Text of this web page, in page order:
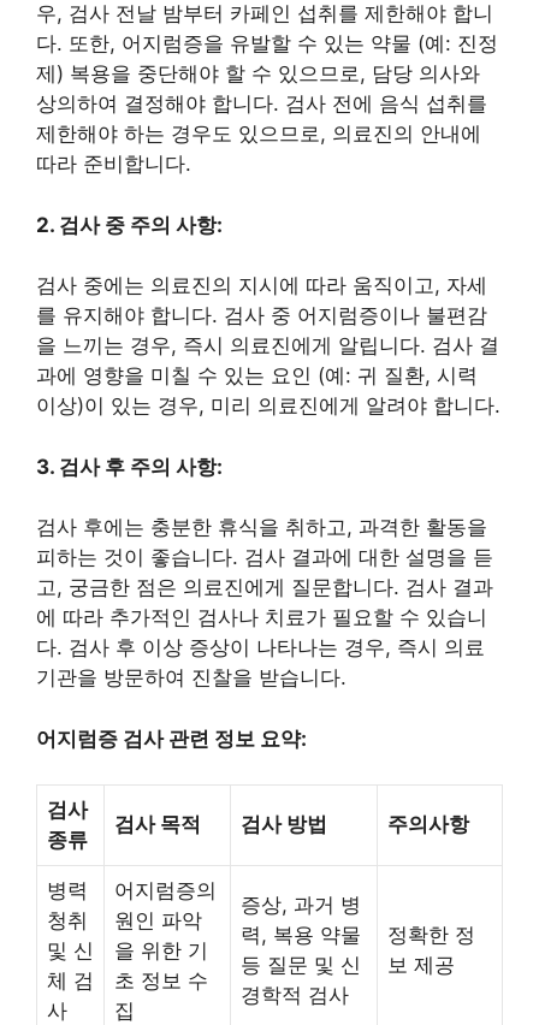
우, 검사 전날 밤부터 카페인 섭취를 제한해야 합니
다. 또한, 어지럼증을 유발할 수 있는 약물 (예: 진정
제) 복용을 중단해야 할 수 있으므로, 담당 의사와
상의하여 결정해야 합니다. 검사 전에 음식 섭취를
제한해야 하는 경우도 있으므로, 의료진의 안내에
따라 준비합니다.
2. 검사 중 주의 사항:
검사 중에는 의료진의 지시에 따라 움직이고, 자세
를 유지해야 합니다. 검사 중 어지럼증이나 불편감
을 느끼는 경우, 즉시 의료진에게 알립니다. 검사 결
과에 영향을 미칠 수 있는 요인 (예: 귀 질환, 시력
이상)이 있는 경우, 미리 의료진에게 알려야 합니다.
3. 검사 후 주의 사항:
검사 후에는 충분한 휴식을 취하고, 과격한 활동을
피하는 것이 좋습니다. 검사 결과에 대한 설명을 듣
고, 궁금한 점은 의료진에게 질문합니다. 검사 결과
에 따라 추가적인 검사나 치료가 필요할 수 있습니
다. 검사 후 이상 증상이 나타나는 경우, 즉시 의료
기관을 방문하여 진찰을 받습니다.
어지럼증 검사 관련 정보 요약:
검사
종류
검사 목적 검사 방법 주의사항
병력
청취
및 신
체 검
사
어지럼증의
원인 파악
을 위한 기
초 정보 수
집
증상, 과거 병
력, 복용 약물
등 질문 및 신
경학적 검사
정확한 정
보 제공